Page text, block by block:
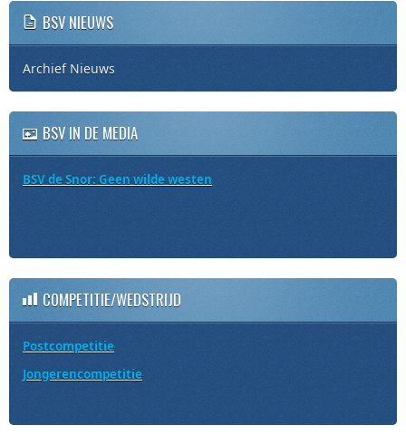
BSV NIEUWS
Archief Nieuws
BSV IN DE MEDIA
BSV de Snor: Geen wilde westen
COMPETITIE/WEDSTRIJD
Postcompetitie
Jongerencompetitie